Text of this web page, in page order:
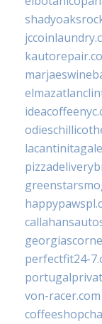
perfectfit24-
von-racer.com